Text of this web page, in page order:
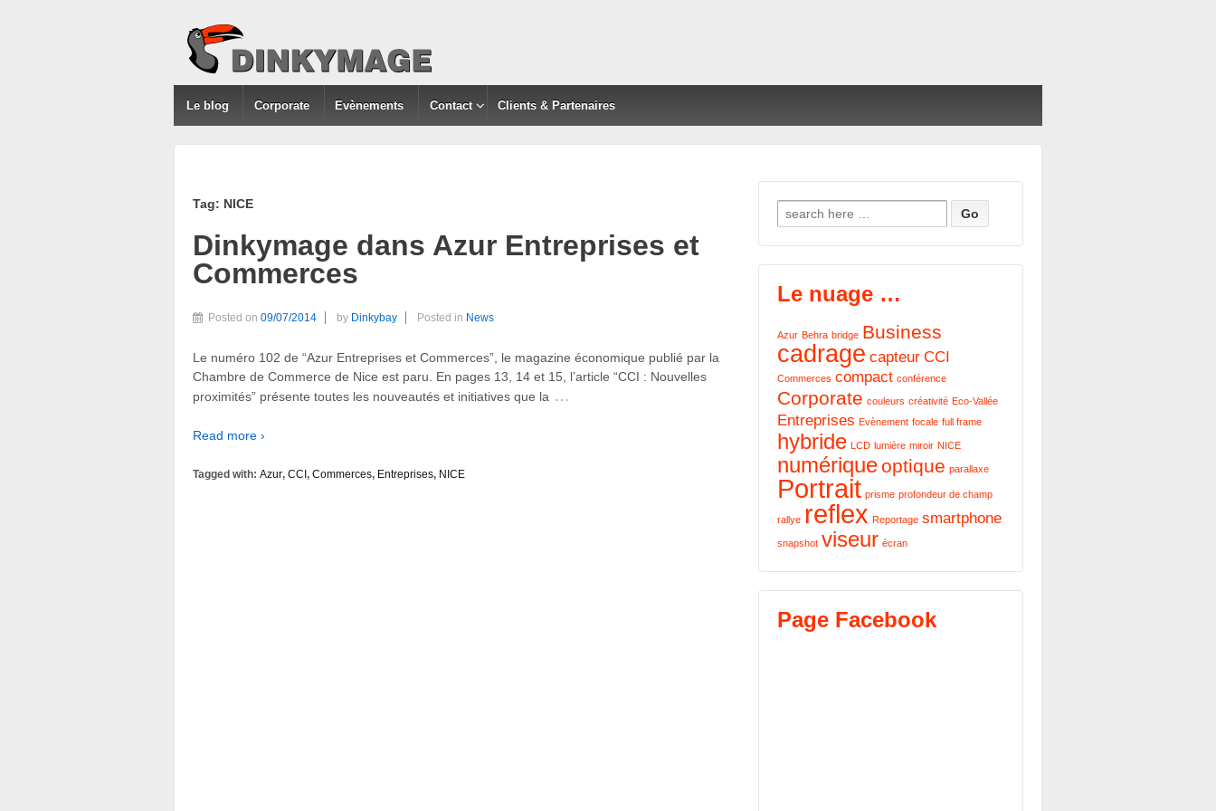
Le blog Corporate Evènements Contact Clients & Partenaires
Tag: NICE
Dinkymage dans Azur Entreprises et
Commerces
Posted on 09/07/2014 by Dinkybay Posted in News
Le numéro 102 de “Azur Entreprises et Commerces”, le magazine économique publié par la
Chambre de Commerce de Nice est paru. En pages 13, 14 et 15, l’article “CCI : Nouvelles
proximités” présente toutes les nouveautés et initiatives que la …
Read more ›
Tagged with: Azur, CCI , Commerces, Entreprises, NICE
Search for:
Le nuage …
Azur Behra bridge Business
cadrage capteur CCI
Commerces compact conférence
Corporate couleurs créativité Eco-Vallée
Entreprises Evènement focale full frame
hybride LCD lumière miroir NICE
numériqueoptique parallaxe
Portrait prisme profondeur de champ
rallye reflex Reportage smartphone
snapshot viseur écran
Page Facebook